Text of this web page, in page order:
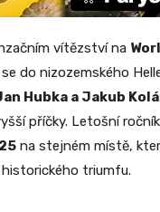
vítězství na
se do nizozemského
Hubka a Jakub
příčky. Letošní
na stejném místě,
triumfu.